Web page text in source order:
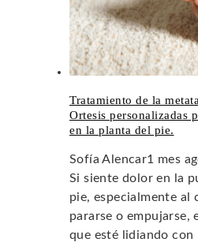
Tratamiento de la
Ortesis personalizadas
en la planta del pie.
Sofía Alencar1 mes
Si siente dolor en la
pie, especialmente al
pararse o empujarse,
que esté lidiando con